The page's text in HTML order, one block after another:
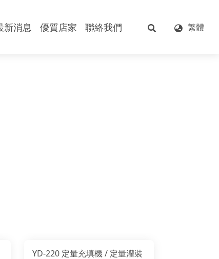
繁體
新消息 優質店家 聯絡我們
YD-220 定量充填機 / 定量灌裝